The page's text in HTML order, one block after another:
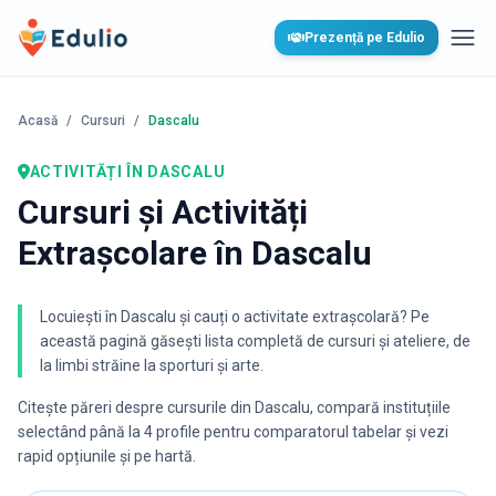
Edulio Prezență pe Edulio
Acasă / Cursuri / Dascalu
ACTIVITĂȚI ÎN DASCALU
Cursuri și Activități
Extrașcolare în Dascalu
Locuiești în Dascalu și cauți o activitate extrașcolară? Pe
această pagină găsești lista completă de cursuri și ateliere, de
la limbi străine la sporturi și arte.
Citește păreri despre cursurile din Dascalu, compară instituțiile
selectând până la 4 profile pentru comparatorul tabelar și vezi
rapid opțiunile și pe hartă.